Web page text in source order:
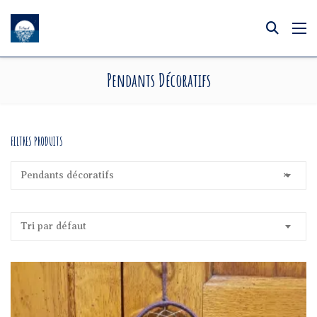
Pendants Décoratifs
FILTRES PRODUITS
×
Pendants décoratifs
Tri par défaut